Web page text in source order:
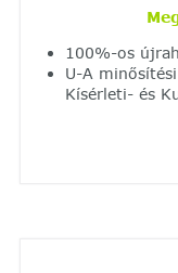
100%-os
U-A
Kísérleti- és